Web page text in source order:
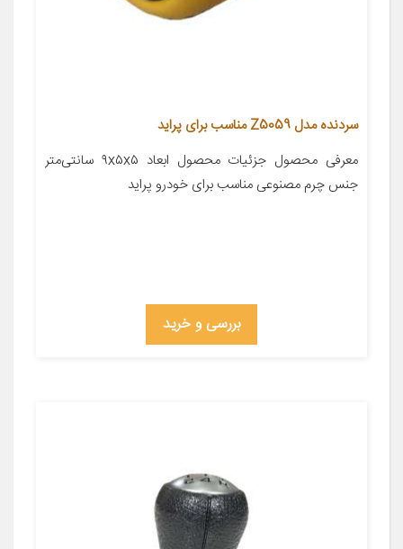
سردنده مدل Z5059 مناسب برای پراید
معرفی محصول جزئیات محصول ابعاد ۹x۵x۵ سانتی‌متر
جنس چرم مصنوعی مناسب برای خودرو پراید
بررسی و خرید